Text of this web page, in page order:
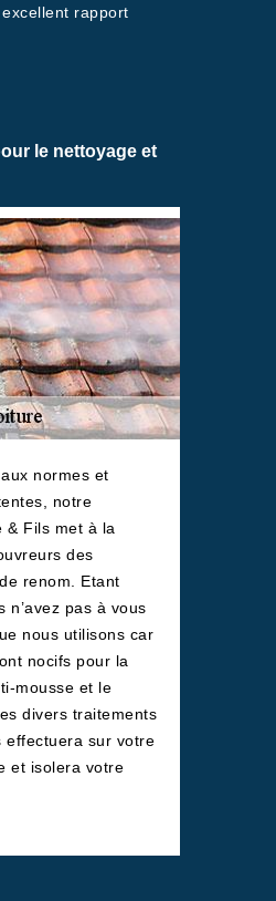
rapport
le nettoyage et
normes et
notre
& Fils met à la
des
renom. Etant
n’avez pas à vous
nous utilisons car
nocifs pour la
mousse et le
divers traitements
effectuera sur votre
et isolera votre